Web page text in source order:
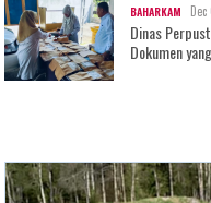
BAHARKAM
Dinas
Dokumen